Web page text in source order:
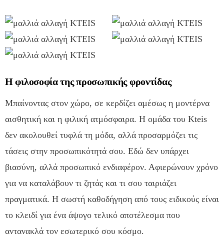
Η φιλοσοφία της προσωπικής φροντίδας
Μπαίνοντας στον χώρο, σε κερδίζει αμέσως η μοντέρνα
αισθητική και η φιλική ατμόσφαιρα. Η ομάδα του Kteis
δεν ακολουθεί τυφλά τη μόδα, αλλά προσαρμόζει τις
τάσεις στην προσωπικότητά σου. Εδώ δεν υπάρχει
βιασύνη, αλλά προσωπικό ενδιαφέρον. Αφιερώνουν χρόνο
για να καταλάβουν τι ζητάς και τι σου ταιριάζει
πραγματικά. Η σωστή καθοδήγηση από τους ειδικούς είναι
το κλειδί για ένα άψογο τελικό αποτέλεσμα που
αντανακλά τον εσωτερικό σου κόσμο.